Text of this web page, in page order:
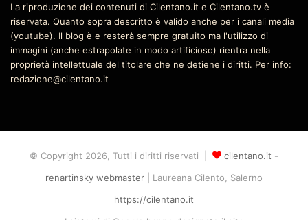
La riproduzione dei contenuti di Cilentano.it e Cilentano.tv è
riservata. Quanto sopra descritto è valido anche per i canali media
(youtube). Il blog è e resterà sempre gratuito ma l'utilizzo di
immagini (anche estrapolate in modo artificioso) rientra nella
proprietà intellettuale del titolare che ne detiene i diritti. Per info:
redazione@cilentano.it
© Copyright 2026, Tutti i diritti riservati |
cilentano.it -
renartinsky webmaster | Laureana Cilento, Salerno
https://cilentano.it